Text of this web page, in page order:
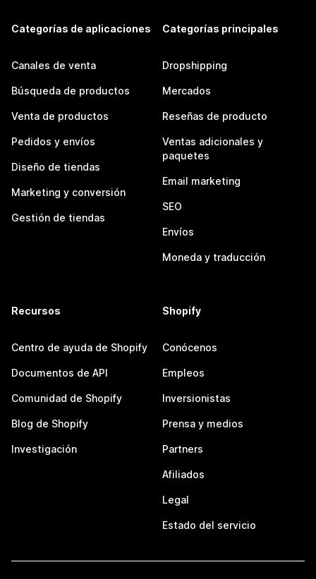
Categorías de aplicaciones
Canales de venta
Búsqueda de productos
Venta de productos
Pedidos y envíos
Diseño de tiendas
Marketing y conversión
Gestión de tiendas
Categorías principales
Dropshipping
Mercados
Reseñas de producto
Ventas adicionales y
paquetes
Email marketing
SEO
Envíos
Moneda y traducción
Recursos
Centro de ayuda de Shopify
Documentos de API
Comunidad de Shopify
Blog de Shopify
Investigación
Shopify
Conócenos
Empleos
Inversionistas
Prensa y medios
Partners
Afiliados
Legal
Estado del servicio